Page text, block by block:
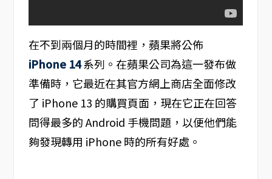
在不到兩個月的時間裡，蘋果將公佈
iPhone 14系列。在蘋果公司為這一發布做
準備時，它最近在其官方網上商店全面修改
了 iPhone 13 的購買頁面，現在它正在回答
問得最多的 Android 手機問題，以便他們能
夠發現轉用 iPhone 時的所有好處。